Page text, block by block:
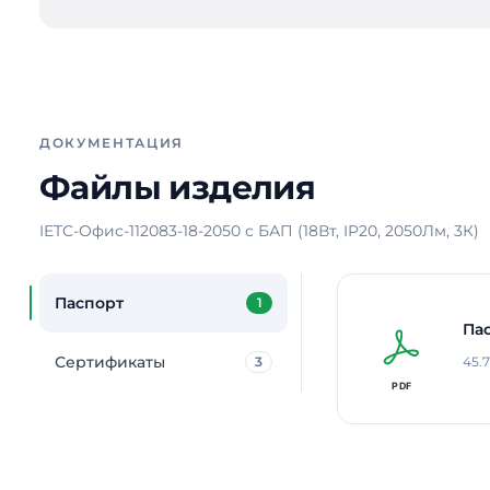
ДОКУМЕНТАЦИЯ
Файлы изделия
IETC-Офис-112083-18-2050 с БАП (18Вт, IP20, 2050Лм, 3К)
Паспорт 1
Сертификаты 3